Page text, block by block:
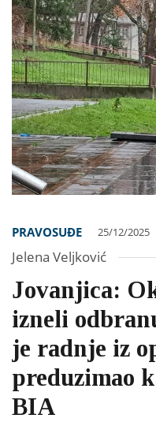
PRAVOSUĐE 25/12/2025
Jelena Veljković
Jovanjica:
izneli
je radnje iz
preduzimao
BIA